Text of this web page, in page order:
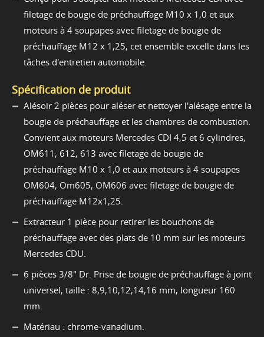
filetage de bougie de préchauffage M10 x 1,0 et aux
moteurs à 4 soupapes avec filetage de bougie de
préchauffage M12 x 1,25, cet ensemble excelle dans les
tâches d'entretien automobile.
Spécification de produit
Alésoir 2 pièces pour aléser et nettoyer l'alésage entre la
bougie de préchauffage et les chambres de combustion.
Convient aux moteurs Mercedes CDI 4,5 et 6 cylindres,
OM611, 612, 613 avec filetage de bougie de
préchauffage M10 x 1,0 et aux moteurs à 4 soupapes
OM604, Om605, OM606 avec filetage de bougie de
préchauffage M12x1,25.
Extracteur 1 pièce pour retirer les bouchons de
préchauffage avec des plats de 10 mm sur les moteurs
Mercedes CDU.
6 pièces 3/8" Dr. Prise de bougie de préchauffage à joint
universel, taille : 8,9,10,12,14,16 mm, longueur 160
mm.
Matériau : chrome-vanadium.